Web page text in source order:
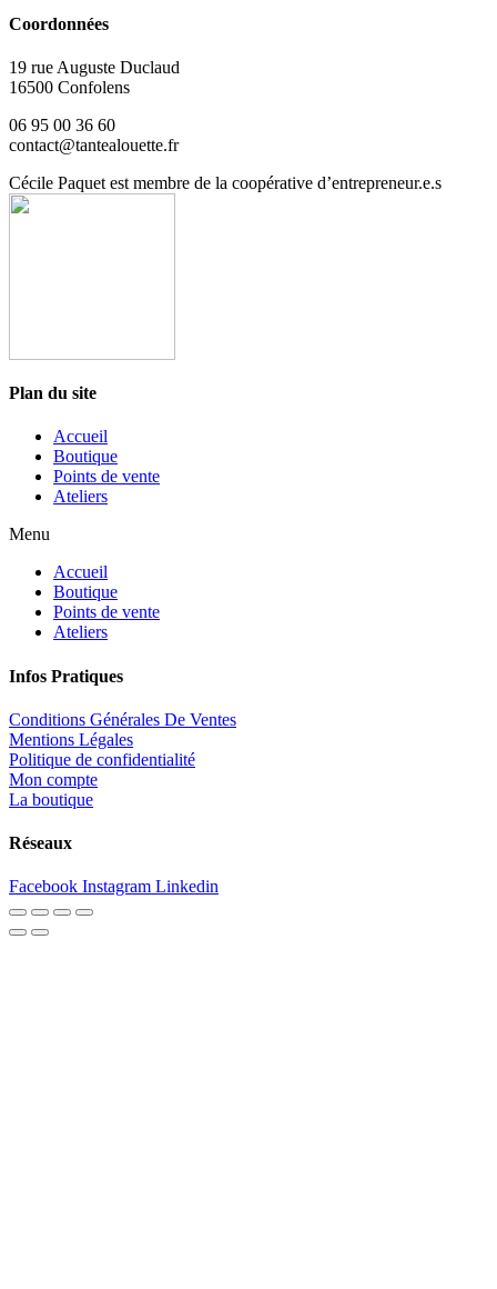
Coordonnées
19 rue Auguste Duclaud
16500 Confolens
06 95 00 36 60
contact@tantealouette.fr
Cécile Paquet est membre de la coopérative d’entrepreneur.e.s
Plan du site
Accueil
Boutique
Points de vente
Ateliers
Menu
Accueil
Boutique
Points de vente
Ateliers
Infos Pratiques
Conditions Générales De Ventes
Mentions Légales
Politique de confidentialité
Mon compte
La boutique
Réseaux
Facebook Instagram Linkedin